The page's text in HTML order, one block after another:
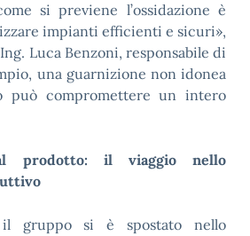
si previene l’ossidazione è
impianti efficienti e sicuri»,
Luca Benzoni, responsabile di
una guarnizione non idonea
può compromettere un intero
prodotto: il viaggio nello
gruppo si è spostato nello